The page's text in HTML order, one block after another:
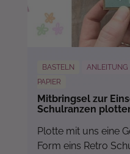
BASTELN ANLEITUNG
PAPIER
Mitbringsel zur
Schulranzen
Plotte mit uns eine
Form eins Retro